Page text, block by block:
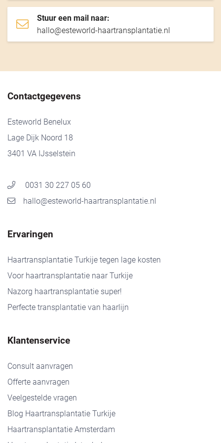
Stuur een mail naar:
hallo@esteworld-haartransplantatie.nl
Contactgegevens
Esteworld Benelux
Lage Dijk Noord 18
3401 VA IJsselstein
0031 30 227 05 60
hallo@esteworld-haartransplantatie.nl
Ervaringen
Haartransplantatie Turkije tegen lage kosten
Voor haartransplantatie naar Turkije
Nazorg haartransplantatie super!
Perfecte transplantatie van haarlijn
Klantenservice
Consult aanvragen
Offerte aanvragen
Veelgestelde vragen
Blog Haartransplantatie Turkije
Haartransplantatie Amsterdam